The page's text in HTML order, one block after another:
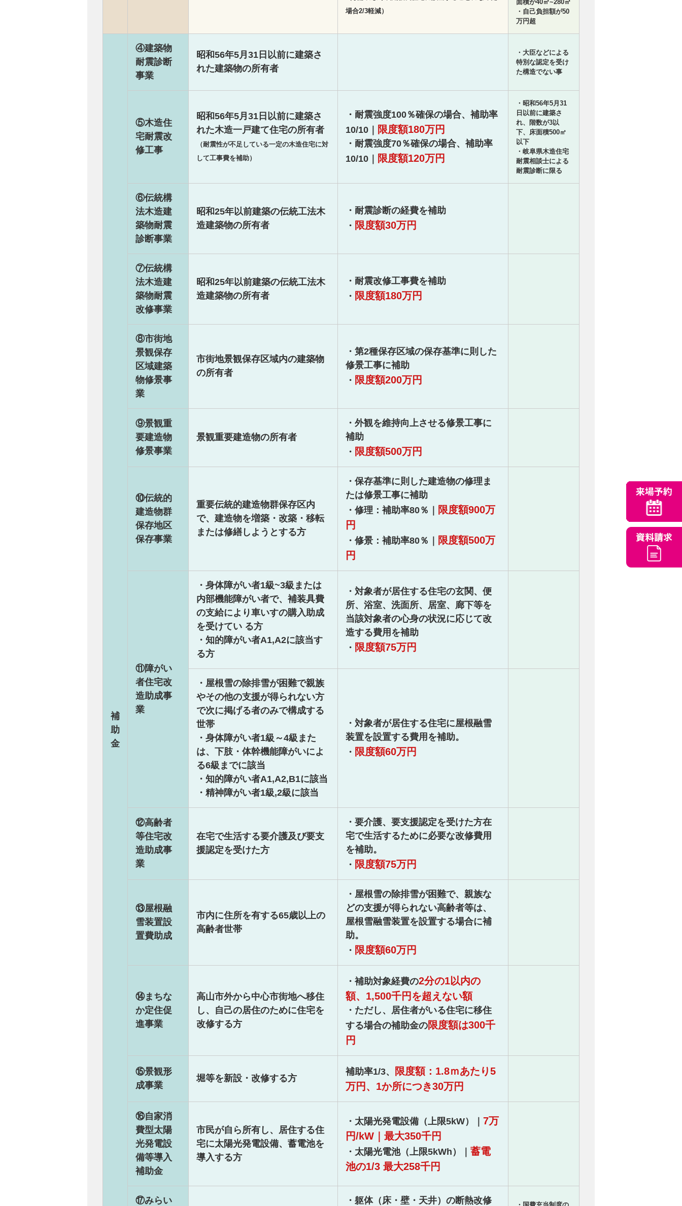
場合2/3軽減）
面積が40㎡~280㎡
・自己負担額が50
万円超
補
助
金
④建築物
耐震診断
事業
昭和56年5月31日以前に建築さ
れた建築物の所有者
・大臣などによる
特別な認定を受け
た構造でない事
⑤木造住
宅耐震改
修工事
昭和56年5月31日以前に建築さ
れた木造一戸建て住宅の所有者
（耐震性が不足している一定の木造住宅に対
して工事費を補助）
・耐震強度100％確保の場合、補助率
10/10｜
限度額180万円
・耐震強度70％確保の場合、補助率
10/10｜
限度額120万円
・昭和56年5月31
日以前に建築さ
れ、階数が3以
下、床面積500㎡
以下
・岐阜県木造住宅
耐震相談士による
耐震診断に限る
⑥伝統構
法木造建
築物耐震
診断事業
昭和25年以前建築の伝統工法木
造建築物の所有者
・耐震診断の経費を補助
・ 限度額30万円
⑦伝統構
法木造建
築物耐震
改修事業
昭和25年以前建築の伝統工法木
造建築物の所有者
・耐震改修工事費を補助
・ 限度額180万円
⑧市街地
景観保存
区域建築
物修景事
業
市街地景観保存区域内の建築物
の所有者
・第2種保存区域の保存基準に則した
修景工事に補助
・ 限度額200万円
⑨景観重
要建造物
修景事業
景観重要建造物の所有者
・外観を維持向上させる修景工事に
補助
・ 限度額500万円
⑩伝統的
建造物群
保存地区
保存事業
重要伝統的建造物群保存区内
で、建造物を増築・改築・移転
または修繕しようとする方
・保存基準に則した建造物の修理ま
たは修景工事に補助
・修理：補助率80％｜
限度額900万
円
・修景：補助率80％｜
限度額500万
円
⑪障がい
者住宅改
造助成事
業
・身体障がい者1級~3級または
内部機能障がい者で、補装具費
の支給により車いすの購入助成
を受けてい る方
・知的障がい者A1,A2に該当す
る方
・対象者が居住する住宅の玄関、便
所、浴室、洗面所、居室、廊下等を
当該対象者の心身の状況に応じて改
造する費用を補助
・ 限度額75万円
・屋根雪の除排雪が困難で親族
やその他の支援が得られない方
で次に掲げる者のみで構成する
世帯
・身体障がい者1級～4級また
は、下肢・体幹機能障がいによ
る6級までに該当
・知的障がい者A1,A2,B1に該当
・精神障がい者1級,2級に該当
・対象者が居住する住宅に屋根融雪
装置を設置する費用を補助。
・ 限度額60万円
⑫高齢者
等住宅改
造助成事
業
在宅で生活する要介護及び要支
援認定を受けた方
・要介護、要支援認定を受けた方在
宅で生活するために必要な改修費用
を補助。
・ 限度額75万円
⑬屋根融
雪装置設
置費助成
市内に住所を有する65歳以上の
高齢者世帯
・屋根雪の除排雪が困難で、親族な
どの支援が得られない高齢者等は、
屋根雪融雪装置を設置する場合に補
助。
・ 限度額60万円
⑭まちな
か定住促
進事業
高山市外から中心市街地へ移住
し、自己の居住のために住宅を
改修する方
・補助対象経費の2分の1以内の
額、1,500千円を超えない額
・ただし、居住者がいる住宅に移住
する場合の補助金の限度額は300千
円
⑮景観形
成事業
堀等を新設・改修する方
補助率1/3、
限度額：1.8ｍあたり5
万円、1か所につき30万円
⑯自家消
費型太陽
光発電設
備等導入
補助金
市民が自ら所有し、居住する住
宅に太陽光発電設備、蓄電池を
導入する方
・太陽光発電設備（上限5kW）｜ 7万
円/kW｜最大350千円
・太陽光電池（上限5kWh）｜ 蓄電
池の1/3 最大258千円
⑰みらい ・躯体（床・壁・天井）の断熱改修